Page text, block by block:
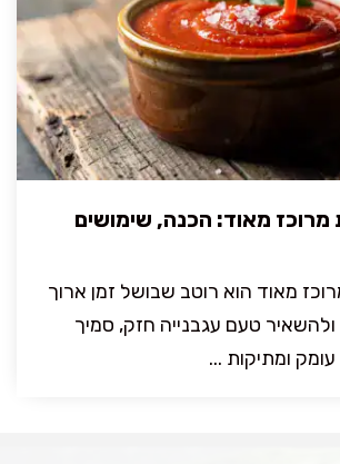
מרוכז מאוד: הכנה, שימושים
מאוד הוא רוטב שבושל זמן ארוך
טעם עגבנייה חזק, סמיך
עומק ומתיקות ...